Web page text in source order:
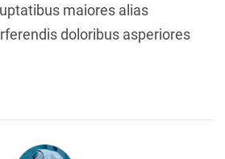
maiores alias
doloribus asperiores